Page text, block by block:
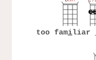
too familiar